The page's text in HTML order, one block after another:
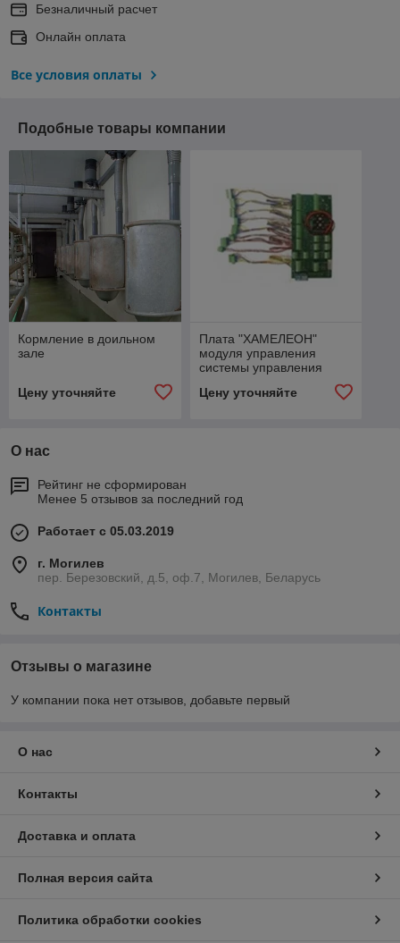
Безналичный расчет
Онлайн оплата
Все условия оплаты
Подобные товары компании
Кормление в доильном
зале
Цену уточняйте
Плата "ХАМЕЛЕОН"
модуля управления
системы управления
Цену уточняйте
О нас
Рейтинг не сформирован
Менее 5 отзывов за последний год
Работает с 05.03.2019
г. Могилев
пер. Березовский, д.5, оф.7, Могилев, Беларусь
Контакты
Отзывы о магазине
У компании пока нет отзывов, добавьте первый
О нас
Контакты
Доставка и оплата
Полная версия сайта
Политика обработки cookies